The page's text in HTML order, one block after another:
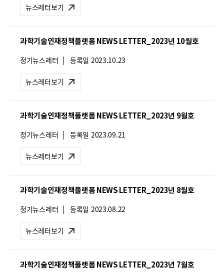
레
터
유
형
:
뉴스레터보기
과학기술인재정책플랫폼 NEWS LETTER_2023년 10월호
뉴
레
터
유
형
:
정기뉴스레터 등록일 2023.10.23
뉴스레터보기
과학기술인재정책플랫폼 NEWS LETTER_2023년 9월호
뉴
레
터
유
형
:
정기뉴스레터 등록일 2023.09.21
뉴스레터보기
과학기술인재정책플랫폼 NEWS LETTER_2023년 8월호
뉴
레
터
유
형
:
정기뉴스레터 등록일 2023.08.22
뉴스레터보기
과학기술인재정책플랫폼 NEWS LETTER_2023년 7월호